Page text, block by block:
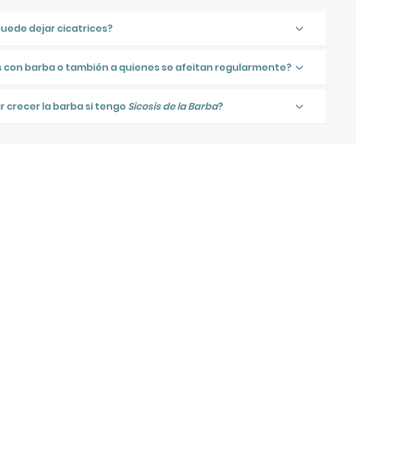
dejar cicatrices?
con barba o también a quienes se afeitan regularmente?
crecer la barba si tengo Sicosis de la Barba?